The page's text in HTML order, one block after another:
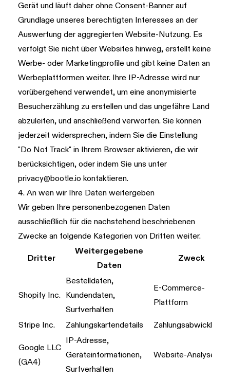
Gerät und läuft daher ohne Consent-Banner auf
Grundlage unseres berechtigten Interesses an der
Auswertung der aggregierten Website-Nutzung. Es
verfolgt Sie nicht über Websites hinweg, erstellt keine
Werbe- oder Marketingprofile und gibt keine Daten an
Werbeplattformen weiter. Ihre IP-Adresse wird nur
vorübergehend verwendet, um eine anonymisierte
Besucherzählung zu erstellen und das ungefähre Land
abzuleiten, und anschließend verworfen. Sie können
jederzeit widersprechen, indem Sie die Einstellung
"Do Not Track" in Ihrem Browser aktivieren, die wir
berücksichtigen, oder indem Sie uns unter
privacy@bootle.io kontaktieren.
4. An wen wir Ihre Daten weitergeben
Wir geben Ihre personenbezogenen Daten
ausschließlich für die nachstehend beschriebenen
Zwecke an folgende Kategorien von Dritten weiter.
Dritter
Weitergegebene
Daten
Zweck
Shopify Inc.
Bestelldaten,
Kundendaten,
Surfverhalten
E-Commerce-
Plattform
Stripe Inc. Zahlungskartendetails Zahlungsabwicklung
Google LLC
(GA4)
IP-Adresse,
Geräteinformationen,
Surfverhalten
Website-Analyse